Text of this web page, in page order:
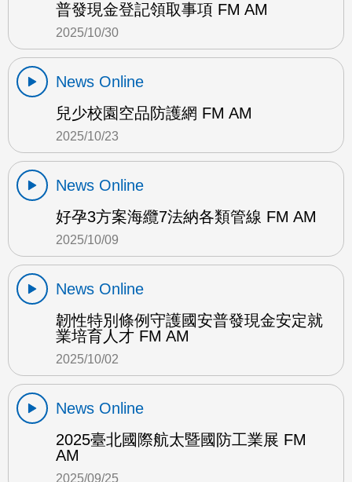
普發現金登記領取事項 FM AM
2025/10/30
News Online
兒少校園空品防護網 FM AM
2025/10/23
News Online
好孕3方案海纜7法納各類管線 FM AM
2025/10/09
News Online
韌性特別條例守護國安普發現金安定就
業培育人才 FM AM
2025/10/02
News Online
2025臺北國際航太暨國防工業展 FM
AM
2025/09/25